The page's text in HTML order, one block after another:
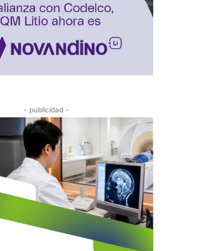
- publicidad -